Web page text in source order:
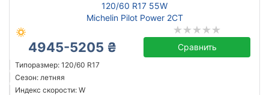
120/60 R17 55W
Michelin Pilot Power 2CT
4945-5205 ₴ Сравнить
Типоразмер: 120/60 R17
Сезон: летняя
Индекс скорости: W
Dunlop
Все бренды
Тип транспортного средства
Усиленная шина